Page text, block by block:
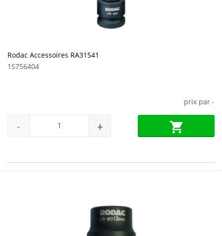
Rodac Accessoires RA31541
1S756404
prix par -
- +